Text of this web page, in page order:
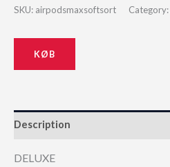
SKU: airpodsmaxsoftsort Category:
KØB
Description
DELUXE